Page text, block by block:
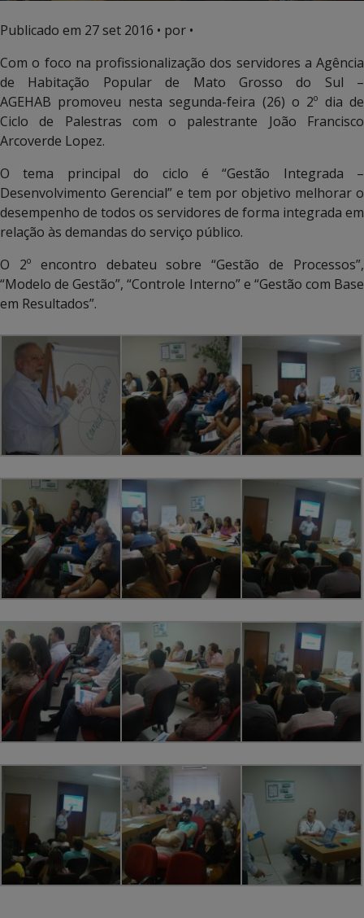
Publicado em 27 set 2016 • por •
Com o foco na profissionalização dos servidores a Agência
de Habitação Popular de Mato Grosso do Sul –
AGEHAB promoveu nesta segunda-feira (26) o 2º dia de
Ciclo de Palestras com o palestrante João Francisco
Arcoverde Lopez.
O tema principal do ciclo é “Gestão Integrada –
Desenvolvimento Gerencial” e tem por objetivo melhorar o
desempenho de todos os servidores de forma integrada em
relação às demandas do serviço público.
O 2º encontro debateu sobre “Gestão de Processos”,
“Modelo de Gestão”, “Controle Interno” e “Gestão com Base
em Resultados”.